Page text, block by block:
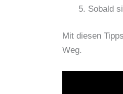
Sobald
Mit diesen
Weg.